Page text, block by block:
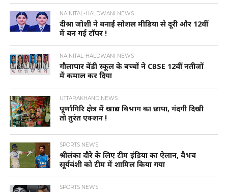
NAINITAL-HALDWANI NEWS
दीश्रा जोशी ने बनाई सोशल मीडिया से दूरी और 12वीं
में बन गई टॉपर !
NAINITAL-HALDWANI NEWS
गौलापार वेंडी स्कूल के बच्चों ने CBSE 12वीं नतीजों
में कमाल कर दिया
UTTARAKHAND NEWS
पूर्णागिरि क्षेत्र में खाद्य विभाग का छापा, गंदगी दिखी
तो तुरंत एक्शन !
SPORTS NEWS
श्रीलंका दौरे के लिए टीम इंडिया का ऐलान, वैभव
सूर्यवंशी को टीम में शामिल किया गया
SPORTS NEWS